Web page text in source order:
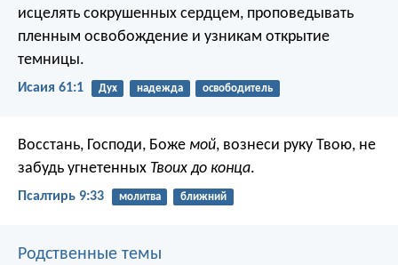
исцелять сокрушенных сердцем, проповедывать
пленным освобождение и узникам открытие
темницы.
Исаия 61:1 Дух надежда освободитель
Восстань, Господи, Боже мой, вознеси руку Твою, не
забудь угнетенных Твоих до конца.
Псалтирь 9:33 молитва ближний
Родственные темы